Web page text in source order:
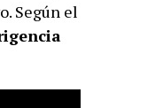
Según el